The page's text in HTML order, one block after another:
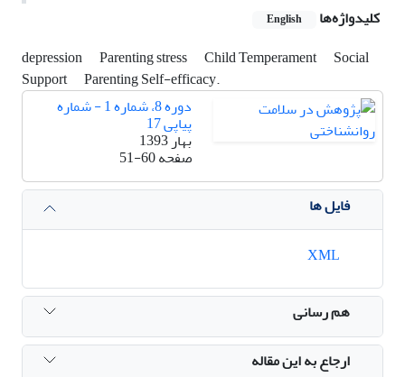
کلیدواژه‌ها
English
depression Parenting stress Child Temperament
Social
Support Parenting Self-efficacy. ‎
دوره 8، شماره 1 - شماره
پیاپی 17
بهار 1393
صفحه51-60
فایل ها
هم رسانی
ارجاع به این مقاله